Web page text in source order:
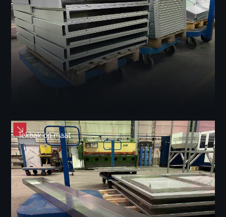
lekbak op maat